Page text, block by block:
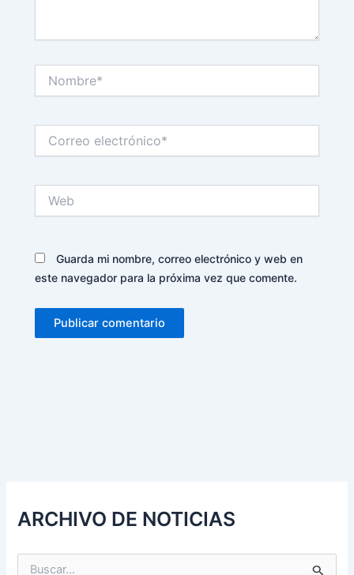
electrónico*
Guarda mi nombre, correo electrónico y web en
este navegador para la próxima vez que comente.
ARCHIVO DE NOTICIAS